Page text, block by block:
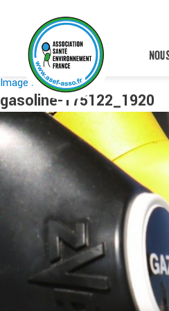
Image suivante
gasoline-175122_1920